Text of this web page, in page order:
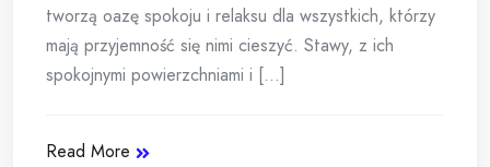
tworzą oazę spokoju i relaksu dla wszystkich, którzy
mają przyjemność się nimi cieszyć. Stawy, z ich
spokojnymi powierzchniami i [...]
Read More